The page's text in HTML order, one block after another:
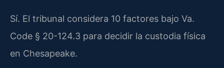
Sí. El tribunal considera 10 factores bajo Va.
Code § 20-124.3 para decidir la custodia física
en Chesapeake.